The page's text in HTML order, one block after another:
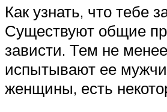
Как узнать, что тебе
Существуют общие
зависти. Тем не
испытывают ее
женщины, есть